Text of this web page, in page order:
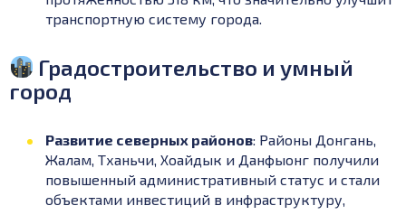
транспортную систему города.
Градостроительство и умный
город
Развитие северных районов: Районы Донгань,
Жалам, Тханьчи, Хоайдык и Данфыонг получили
повышенный административный статус и стали
объектами инвестиций в инфраструктуру,